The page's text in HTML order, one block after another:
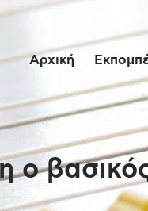
Αρχική
ο